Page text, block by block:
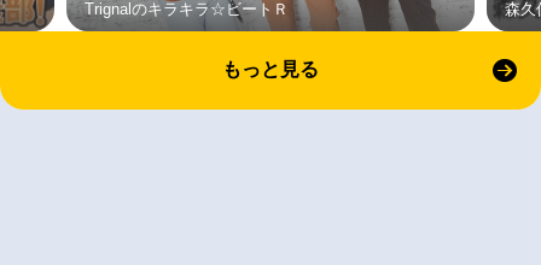
Trignalのキラキラ☆ビートＲ 森久
もっと見る